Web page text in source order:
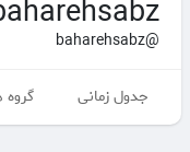
صفحات لایک شده
@baharehsabz
جدول زمانی گروه